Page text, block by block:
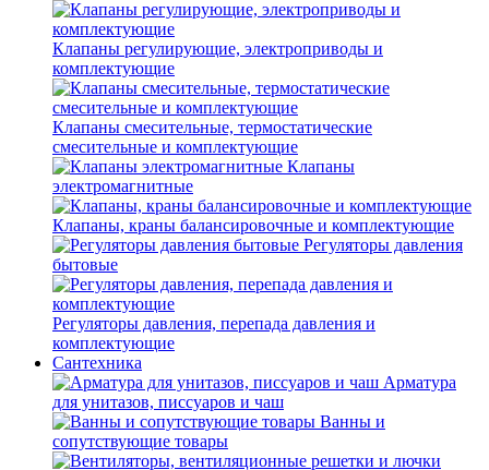
Клапаны регулирующие, электроприводы и
комплектующие
Клапаны смесительные, термостатические
смесительные и комплектующие
Клапаны
электромагнитные
Клапаны, краны балансировочные и комплектующие
Регуляторы давления
бытовые
Регуляторы давления, перепада давления и
комплектующие
Сантехника
Арматура
для унитазов, писсуаров и чаш
Ванны и
сопутствующие товары